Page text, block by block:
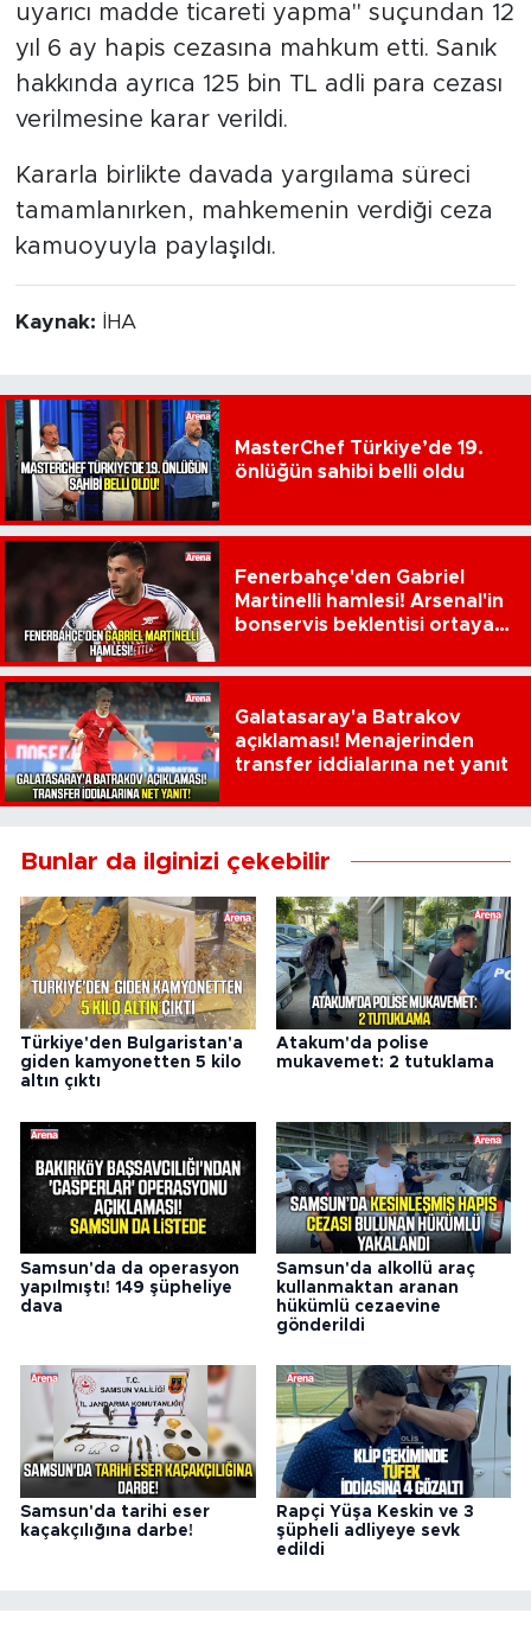
uyarıcı madde ticareti yapma" suçundan 12
yıl 6 ay hapis cezasına mahkum etti. Sanık
hakkında ayrıca 125 bin TL adli para cezası
verilmesine karar verildi.
Kararla birlikte davada yargılama süreci
tamamlanırken, mahkemenin verdiği ceza
kamuoyuyla paylaşıldı.
Kaynak: İHA
MasterChef Türkiye’de 19.
önlüğün sahibi belli oldu
Fenerbahçe'den Gabriel
Martinelli hamlesi! Arsenal'in
bonservis beklentisi ortaya
Galatasaray'a Batrakov
açıklaması! Menajerinden
transfer iddialarına net yanıt
Bunlar da ilginizi çekebilir
Türkiye'den Bulgaristan'a
giden kamyonetten 5 kilo
altın çıktı
Atakum'da polise
mukavemet: 2 tutuklama
Samsun'da da operasyon
yapılmıştı! 149 şüpheliye
dava
Samsun'da alkollü araç
kullanmaktan aranan
hükümlü cezaevine
gönderildi
Samsun'da tarihi eser
kaçakçılığına darbe!
Rapçi Yüşa Keskin ve 3
şüpheli adliyeye sevk
edildi